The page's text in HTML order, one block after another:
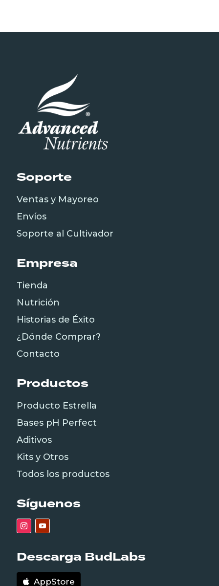
Soporte
Ventas y Mayoreo
Envíos
Soporte al Cultivador
Empresa
Tienda
Nutrición
Historias de Éxito
¿Dónde Comprar?
Contacto
Productos
Producto Estrella
Bases pH Perfect
Aditivos
Kits y Otros
Todos los productos
Síguenos
Descarga BudLabs
AppStore